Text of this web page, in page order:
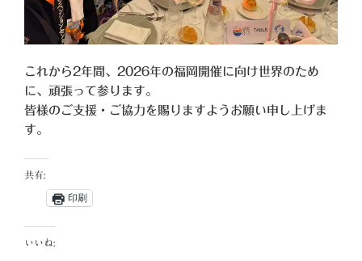
これから2年間、2026年の福岡開催に向け世界のため
に、頑張って参ります。
皆様のご支援・ご協力を賜りますようお願い申し上げま
す。
共有:
印刷
いいね: